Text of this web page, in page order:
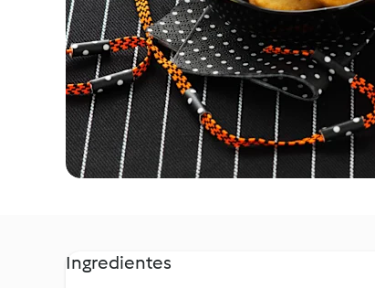
Ingredientes